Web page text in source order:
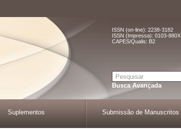
ISSN (on-line): 2238-3182
ISSN (Impressa): 0103-880X
CAPES/Qualis: B2
Busca Avançada
Suplementos Submissão de Manuscritos